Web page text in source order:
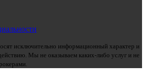
исключительно информационный характер и
Мы не оказываем каких-либо услуг и не